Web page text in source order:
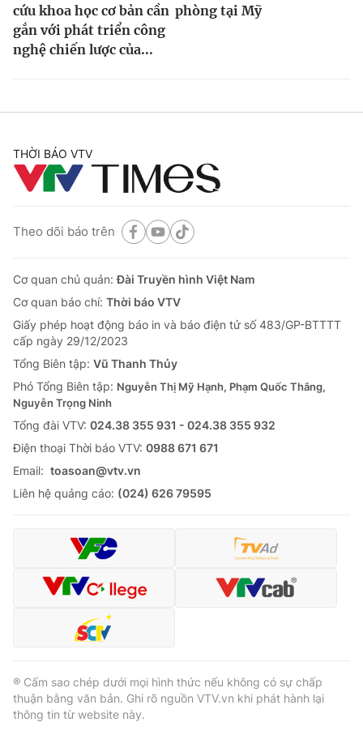
cứu khoa học cơ bản cần
gắn với phát triển công
nghệ chiến lược của...
phòng tại Mỹ
THỜI BÁO VTV
Theo dõi báo trên
Cơ quan chủ quản:Đài Truyền hình Việt Nam
Cơ quan báo chí: Thời báo VTV
Giấy phép hoạt động báo in và báo điện tử số 483/GP-BTTTT
cấp ngày 29/12/2023
Tổng Biên tập: Vũ Thanh Thủy
Phó Tổng Biên tập: Nguyễn Thị Mỹ Hạnh, Phạm Quốc Thắng,
Nguyễn Trọng Ninh
Tổng đài VTV: 024.38 355 931 - 024.38 355 932
Ðiện thoại Thời báo VTV: 0988 671 671
Email: toasoan@vtv.vn
Liên hệ quảng cáo: (024) 626 79595
® Cấm sao chép dưới mọi hình thức nếu không có sự chấp
thuận bằng văn bản. Ghi rõ nguồn VTV.vn khi phát hành lại
thông tin từ website này.